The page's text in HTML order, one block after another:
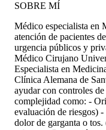
SOBRE MÍ
Médico especialista en
atención de pacientes
urgencia públicos y
Médico Cirujano
Especialista en
Clínica Alemana de
ayudar con controles
complejidad como: -
evaluación de riesgos)
dolor de garganta o